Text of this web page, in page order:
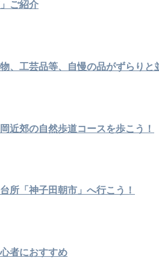
ご紹介
、工芸品等、自慢の品がずらりと
近郊の自然歩道コースを歩こう！
所「神子田朝市」へ行こう！
者におすすめ